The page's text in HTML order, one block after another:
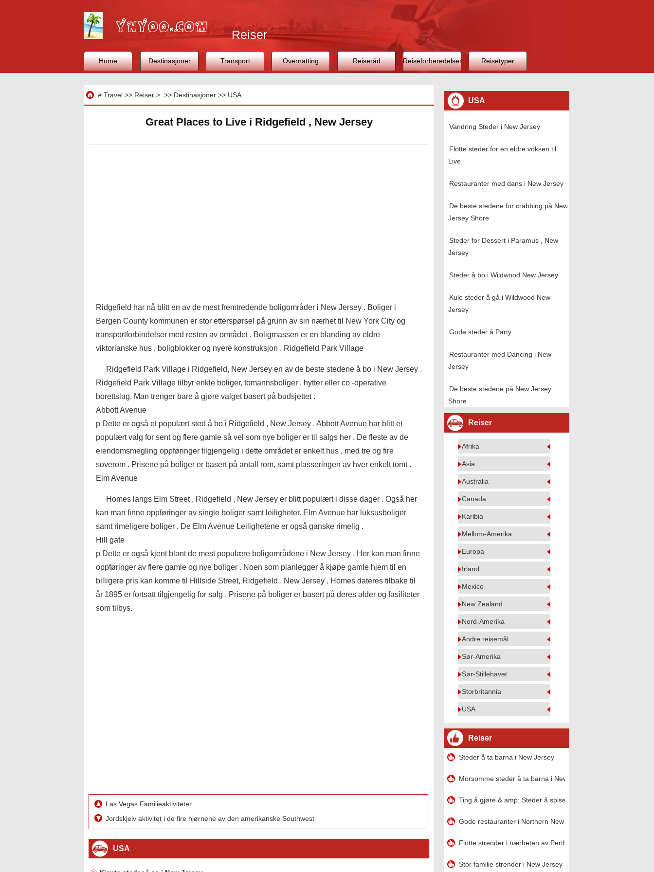
Reiser
Home Destinasjoner Transport Overnatting Reiseråd Reiseforberedelser Reisetyper
# Travel>> Reiser> >> Destinasjoner>> USA
Great Places to Live i Ridgefield , New Jersey
Ridgefield har nå blitt en av de mest fremtredende boligområder i New Jersey . Boliger i
Bergen County kommunen er stor etterspørsel på grunn av sin nærhet til New York City og
transportforbindelser med resten av området . Boligmassen er en blanding av eldre
viktorianske hus , boligblokker og nyere konstruksjon . Ridgefield Park Village
Ridgefield Park Village i Ridgefield, New Jersey en av de beste stedene å bo i New Jersey .
Ridgefield Park Village tilbyr enkle boliger, tomannsboliger , hytter eller co -operative
borettslag. Man trenger bare å gjøre valget basert på budsjettet .
Abbott Avenue
p Dette er også et populært sted å bo i Ridgefield , New Jersey . Abbott Avenue har blitt et
populært valg for sent og flere gamle så vel som nye boliger er til salgs her . De fleste av de
eiendomsmegling oppføringer tilgjengelig i dette området er enkelt hus , med tre og fire
soverom . Prisene på boliger er basert på antall rom, samt plasseringen av hver enkelt tomt .
Elm Avenue
Homes langs Elm Street , Ridgefield , New Jersey er blitt populært i disse dager . Også her
kan man finne oppføringer av single boliger samt leiligheter. Elm Avenue har luksusboliger
samt rimeligere boliger . De Elm Avenue Leilighetene er også ganske rimelig .
Hill gate
p Dette er også kjent blant de mest populære boligområdene i New Jersey . Her kan man finne
oppføringer av flere gamle og nye boliger . Noen som planlegger å kjøpe gamle hjem til en
billigere pris kan komme til Hillside Street, Ridgefield , New Jersey . Homes dateres tilbake til
år 1895 er fortsatt tilgjengelig for salg . Prisene på boliger er basert på deres alder og fasiliteter
som tilbys.
Las Vegas Familieaktiviteter
Jordskjelv aktivitet i de fire hjørnene av den amerikanske Southwest
USA
USA
Vandring Steder i New Jersey
Flotte steder for en eldre voksen til
Live
Restauranter med dans i New Jersey
De beste stedene for crabbing på New
Jersey Shore
Steder for Dessert i Paramus , New
Jersey
Steder å bo i Wildwood New Jersey
Kule steder å gå i Wildwood New
Jersey
Gode ​​steder å Party
Restauranter med Dancing i New
Jersey
De beste stedene på New Jersey
Shore
Reiser
Afrika
Asia
Australia
Canada
Karibia
Mellom-Amerika
Europa
Irland
Mexico
New Zealand
Nord-Amerika
Andre reisemål
Sør-Amerika
Sør-Stillehavet
Storbritannia
USA
Reiser
Steder å ta barna i New Jersey
Morsomme steder å ta barna i New Jersey
Ting å gjøre & amp; Steder å spise i Ocean City , New Jersey
Gode ​​restauranter i Northern New Jersey
Flotte strender i nærheten av Perth Amboy, New Jersey
Stor familie strender i New Jersey